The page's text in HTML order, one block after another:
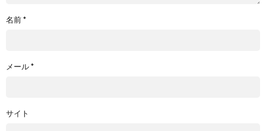
名前*
メール*
サイト